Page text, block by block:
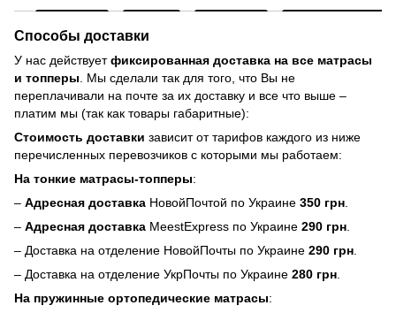
Способы доставки
У нас действуетфиксированная доставка на все матрасы
и топперы . Мы сделали так для того, что Вы не
переплачивали на почте за их доставку и все что выше –
платим мы (так как товары габаритные):
Стоимость доставки зависит от тарифов каждого из ниже
перечисленных перевозчиков с которыми мы работаем:
На тонкие матрасы-топперы:
– Адресная доставка НовойПочтой по Украине 350 грн
– Адресная доставка MeestExpress по Украине 290 грн
– Доставка на отделение НовойПочты по Украине 290 грн
– Доставка на отделение УкрПочты по Украине 280 грн
На пружинные ортопедические матрасы: